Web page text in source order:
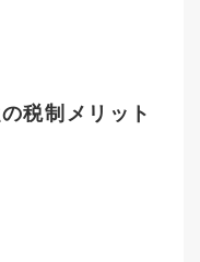
税制メリット